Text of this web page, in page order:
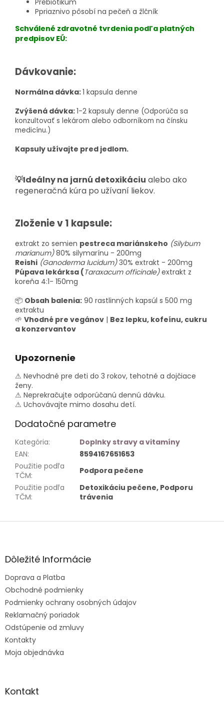
Prebiotikum
Ppriaznivo pôsobí na pečeň a žlčník
Schválené zdravotné tvrdenia podľa platných
predpisov EÚ:
Dávkovanie:
Normálna dávka:1 kapsula denne
Zvýšená dávka:1-2 kapsuly denne (Odporúča sa
konzultovať s lekárom alebo odborníkom na čínsku
medicínu.)
Kapsuly užívajte pred jedlom.
💡Ideálny na jarnú detoxikáciu alebo ako
regeneračná kúra po užívaní liekov.
Zloženie v 1 kapsule:
extrakt zo semien pestreca mariánskeho (Silybum
marianum) 80% silymarínu - 200mg
Reishi (Ganoderma lucidum) 30% extrakt - 200mg
Púpava lekárksa (Taraxacum officinale) extrakt z
koreňa 4:1- 150mg
📦 Obsah balenia: 90 rastlinných kapsúl s 500 mg
extraktu
🌱 Vhodné pre vegánov | Bez lepku, kofeínu, cukru
a konzervantov
Upozornenie
⚠ Nevhodné pre deti do 3 rokov, tehotné a dojčiace
ženy.
⚠ Neprekračujte odporúčanú dennú dávku.
⚠ Uchovávajte mimo dosahu detí.
Dodatočné parametre
Kategória:
Doplnky stravy a vitamíny
EAN:
8594167651653
Použitie podľa
TČM:
Podpora pečene
Použitie podľa
TČM:
Detoxikáciu pečene, Podporu
trávenia
Z
ä
e
Dôležité Informácie
Doprava a Platba
Obchodné podmienky
Podmienky ochrany osobných údajov
Reklamačný poriadok
Odstúpenie od zmluvy
Kontakty
Moja objednávka
Kontakt